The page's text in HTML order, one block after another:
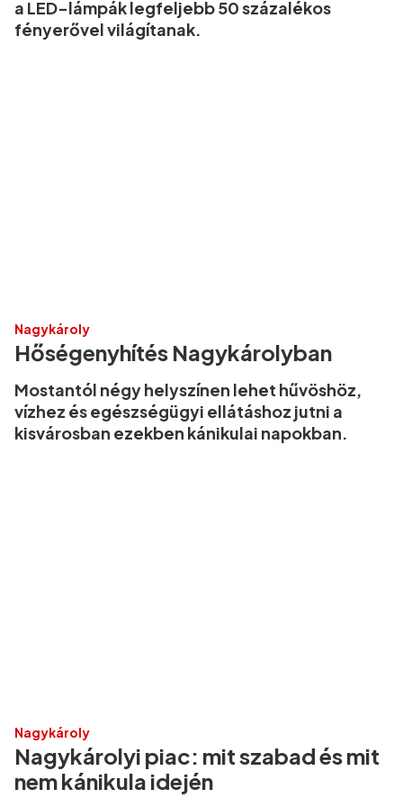
a LED-lámpák legfeljebb 50 százalékos
fényerővel világítanak.
Nagykároly
Hőségenyhítés Nagykárolyban
Mostantól négy helyszínen lehet hűvöshöz,
vízhez és egészségügyi ellátáshoz jutni a
kisvárosban ezekben kánikulai napokban.
Nagykároly
Nagykárolyi piac: mit szabad és mit
nem kánikula idején